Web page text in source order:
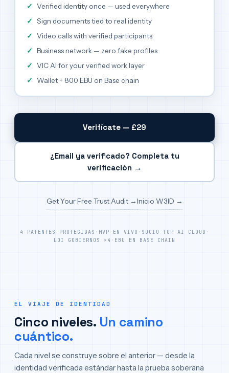
Verified identity once — used everywhere
Sign documents tied to real identity
Video calls with verified participants
Business network — zero fake profiles
VIC AI for your verified work layer
Wallet + 800 EBU on Base chain
Verifícate — £29
¿Email ya verificado? Completa tu
verificación →
Get Your Free Trust Audit →Inicio W3ID →
4 PATENTES PROTEGIDAS · MVP EN VIVO · SOCIO TOP AI CLOUD ·
LOI GOBIERNOS ×4 · EBU EN BASE CHAIN
EL VIAJE DE IDENTIDAD
Cinco niveles. Un camino
cuántico.
Cada nivel se construye sobre el anterior — desde la
identidad verificada estándar hasta la prueba soberana